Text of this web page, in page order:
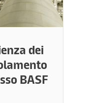
dei
BASF